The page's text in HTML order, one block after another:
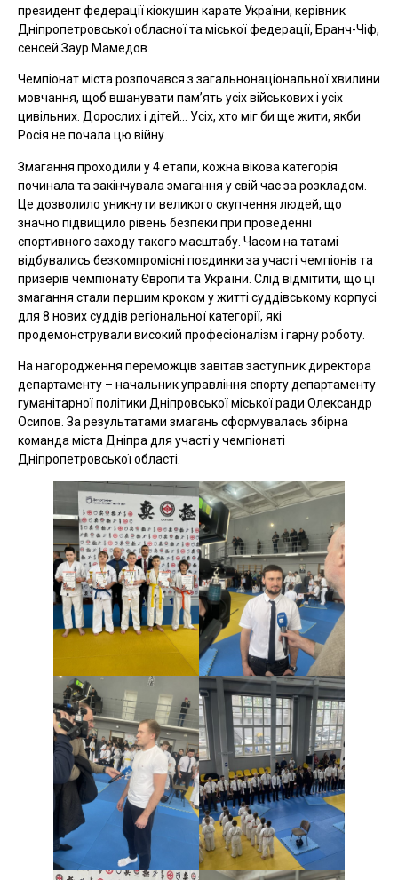
президент федерації кіокушин карате України, керівник
Дніпропетровської обласної та міської федерації, Бранч-Чіф,
сенсей Заур Мамедов.
Чемпіонат міста розпочався з загальнонаціональної хвилини
мовчання, щоб вшанувати пам’ять усіх військових і усіх
цивільних. Дорослих і дітей… Усіх, хто міг би ще жити, якби
Росія не почала цю війну.
Змагання проходили у 4 етапи, кожна вікова категорія
починала та закінчувала змагання у свій час за розкладом.
Це дозволило уникнути великого скупчення людей, що
значно підвищило рівень безпеки при проведенні
спортивного заходу такого масштабу. Часом на татамі
відбувались безкомпромісні поєдинки за участі чемпіонів та
призерів чемпіонату Європи та України. Слід відмітити, що ці
змагання стали першим кроком у житті суддівському корпусі
для 8 нових суддів регіональної категорії, які
продемонстрували високий професіоналізм і гарну роботу.
На нагородження переможців завітав заступник директора
департаменту – начальник управління спорту департаменту
гуманітарної політики Дніпровської міської ради Олександр
Осипов. За результатами змагань сформувалась збірна
команда міста Дніпра для участі у чемпіонаті
Дніпропетровської області.